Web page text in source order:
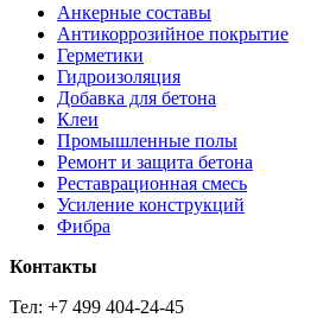
Анкерные составы
Антикоррозийное покрытие
Герметики
Гидроизоляция
Добавка для бетона
Клеи
Промышленные полы
Ремонт и защита бетона
Реставрационная смесь
Усиление конструкций
Фибра
Контакты
Тел: +7 499 404-24-45